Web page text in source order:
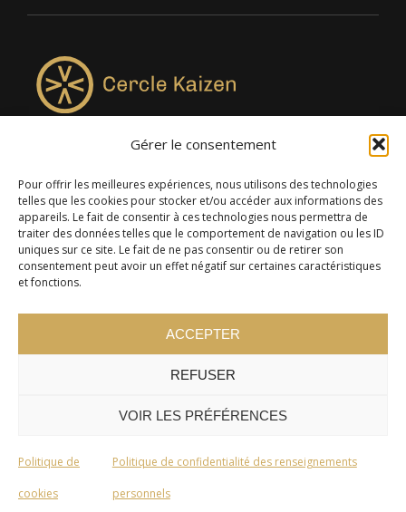
Gérer le consentement
Pour offrir les meilleures expériences, nous utilisons des technologies
telles que les cookies pour stocker et/ou accéder aux informations des
appareils. Le fait de consentir à ces technologies nous permettra de
traiter des données telles que le comportement de navigation ou les ID
uniques sur ce site. Le fait de ne pas consentir ou de retirer son
consentement peut avoir un effet négatif sur certaines caractéristiques
et fonctions.
ACCEPTER
REFUSER
VOIR LES PRÉFÉRENCES
Politique de
cookies
Politique de confidentialité des renseignements
personnels
4957, rue Lionel-Groulx, bureau 819, Saint-Augustin-de-
Desmaures QC G3A 0M7
© 2024 Cercle Kaizen. Tous droits réservés -